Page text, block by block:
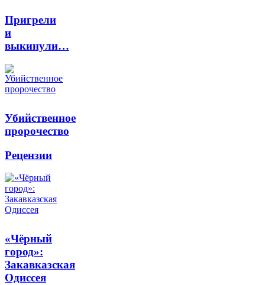
Пригрели
и
выкинули…
Убийственное
пророчество
Рецензии
«Чёрный
город»:
Закавказская
Одиссея